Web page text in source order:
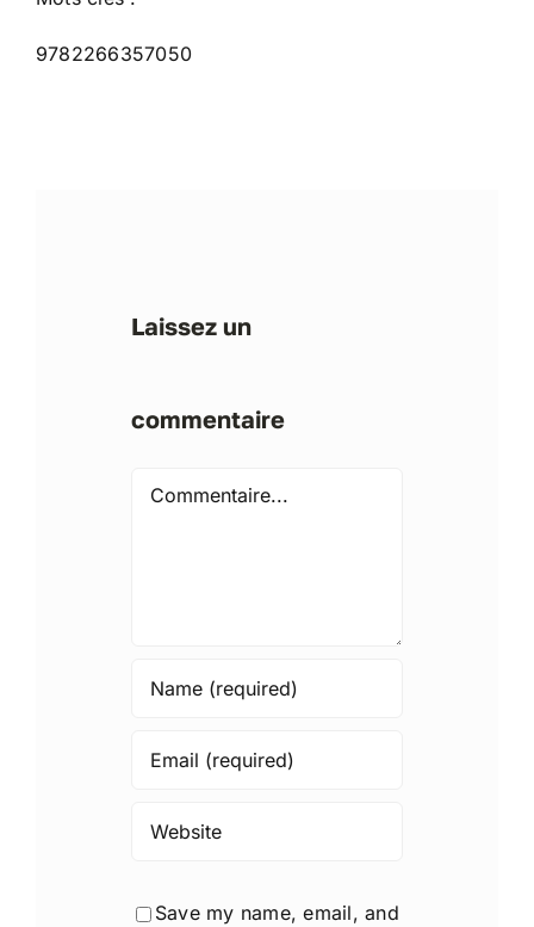
9782266357050
Laissez un
commentaire
Comment
Save my name, email, and